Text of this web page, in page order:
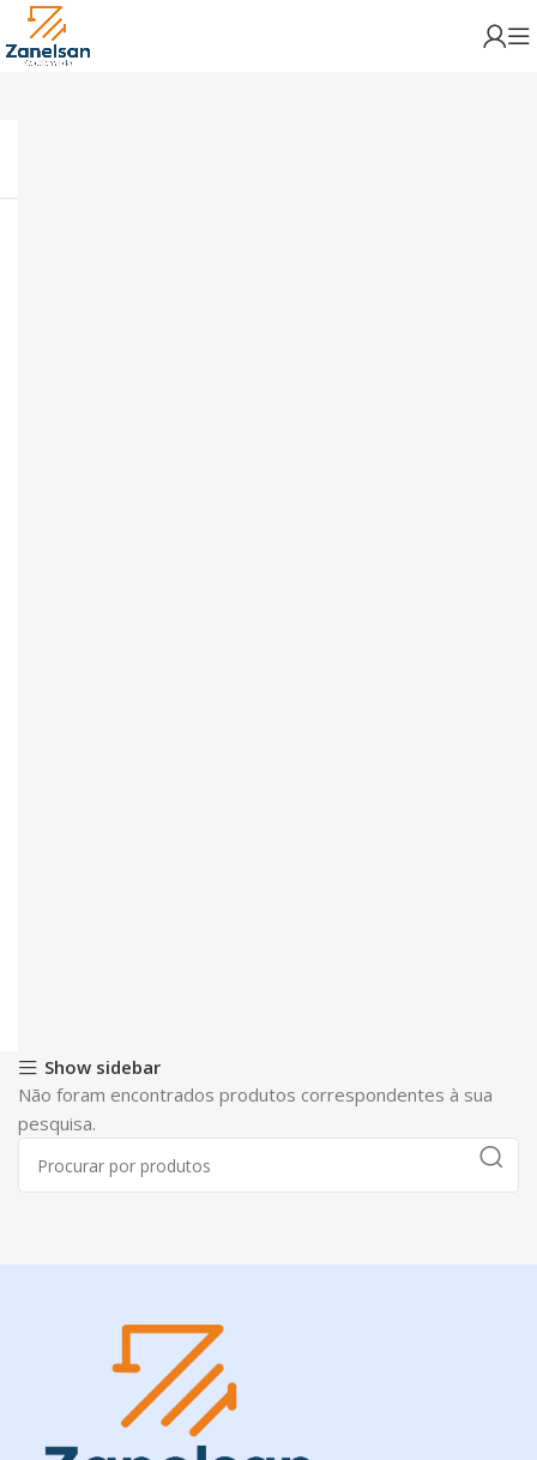
Show sidebar
Não foram encontrados produtos correspondentes à sua
pesquisa.